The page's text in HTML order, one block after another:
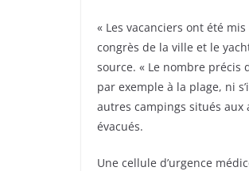
« Les vacanciers ont été
congrès de la ville et le
source. « Le nombre précis
par exemple à la plage, ni
autres campings situés
évacués.
Une cellule d’urgence